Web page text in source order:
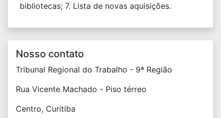
bibliotecas; 7. Lista de novas aquisições.
Nosso contato
Tribunal Regional do Trabalho - 9ª Região
Rua Vicente Machado - Piso térreo
Centro, Curitiba